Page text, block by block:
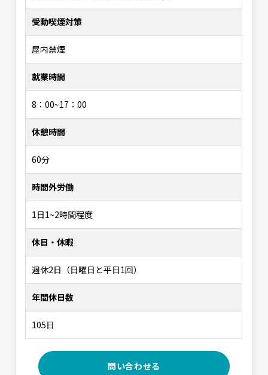
受動喫煙対策
屋内禁煙
就業時間
8：00~17：00
休憩時間
60分
時間外労働
1日1~2時間程度
休日・休暇
週休2日（日曜日と平日1回）
年間休日数
105日
問い合わせる